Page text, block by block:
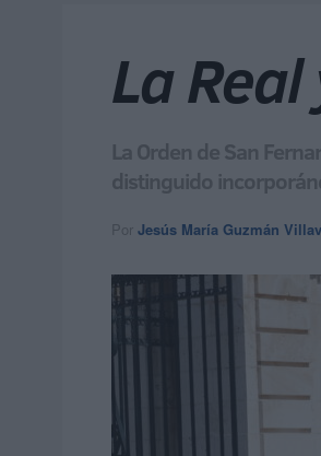
La
La Orden de San
distinguido
Por Jesús María Guzmán